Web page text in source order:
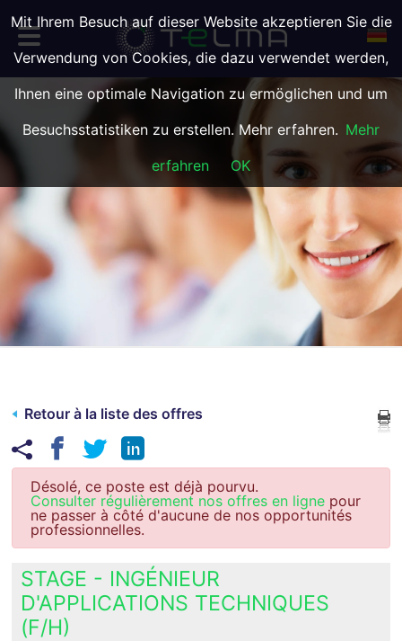
Retour à la liste des offres
Désolé, ce poste est déjà pourvu.
Consulter régulièrement nos offres en ligne pour
ne passer à côté d'aucune de nos opportunités
professionnelles.
STAGE - INGÉNIEUR
D'APPLICATIONS TECHNIQUES
(F/H)
Mit Ihrem Besuch auf dieser Website akzeptieren Sie die
Verwendung von Cookies, die dazu verwendet werden,
Ihnen eine optimale Navigation zu ermöglichen und um
Besuchsstatistiken zu erstellen. Mehr erfahren. Mehr
erfahren
OK